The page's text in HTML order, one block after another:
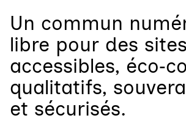
Un commun
libre pour des sites
accessibles,
qualitatifs,
et sécurisés.